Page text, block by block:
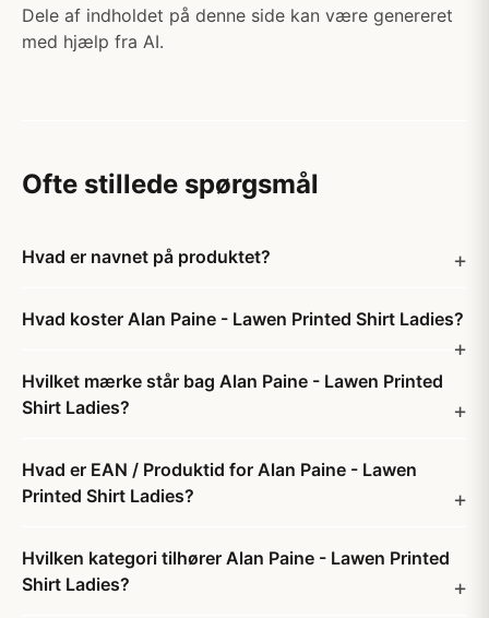
Dele af indholdet på denne side kan være genereret
med hjælp fra AI.
Ofte stillede spørgsmål
Hvad er navnet på produktet?
Hvad koster Alan Paine - Lawen Printed Shirt Ladies?
Hvilket mærke står bag Alan Paine - Lawen Printed
Shirt Ladies?
Hvad er EAN / Produktid for Alan Paine - Lawen
Printed Shirt Ladies?
Hvilken kategori tilhører Alan Paine - Lawen Printed
Shirt Ladies?